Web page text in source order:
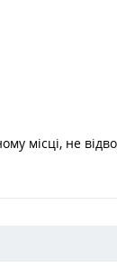
місці, не